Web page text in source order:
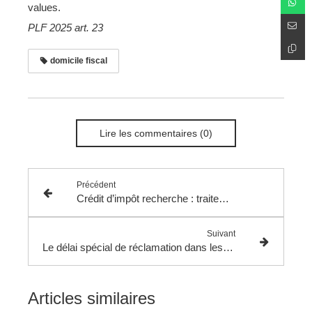
values.
PLF 2025 art. 23
domicile fiscal
Lire les commentaires (0)
Précédent
Crédit d’impôt recherche : traitement des aides à l’embauche et salariés portés.
Suivant
Le délai spécial de réclamation dans les groupes fiscalement intégrés.
Articles similaires